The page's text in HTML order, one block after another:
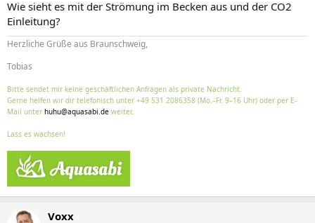
Wie sieht es mit der Strömung im Becken aus und der CO2
Einleitung?
Herzliche Grüße aus Braunschweig,
Tobias
Bitte sendet mir keine geschäftlichen Anfragen als private Nachricht.
Gerne helfen wir dir telefonisch unter +49 531 2086358 (Mo.–Fr. 9–16 Uhr) oder per E-
Mail unter huhu@aquasabi.de weiter.
Lass es wachsen!
Voxx